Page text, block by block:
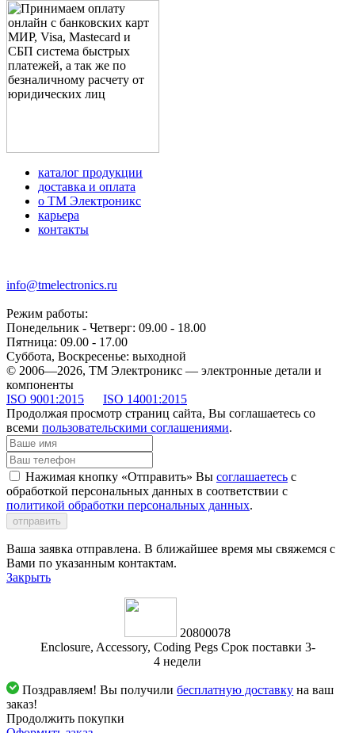
каталог продукции
доставка и оплата
о ТМ Электроникс
карьера
контакты
info@tmelectronics.ru
Режим работы:
Понедельник - Четверг: 09.00 - 18.00
Пятница: 09.00 - 17.00
Суббота, Воскресенье: выходной
© 2006—2026, ТМ Электроникс — электронные детали и
компоненты
ISO 9001:2015
ISO 14001:2015
Продолжая просмотр страниц сайта, Вы соглашаетесь со
всеми пользовательскими соглашениями.
Нажимая кнопку «Отправить» Вы соглашаетесь с
обработкой персональных данных в соответствии с
политикой обработки персональных данных.
отправить
Ваша заявка отправлена. В ближайшее время мы свяжемся с
Вами по указанным контактам.
Закрыть
20800078
Enclosure, Accessory, Coding Pegs Срок поставки 3-
4 недели
Поздравляем! Вы получилибесплатную доставку на ваш
заказ!
Продолжить покупки